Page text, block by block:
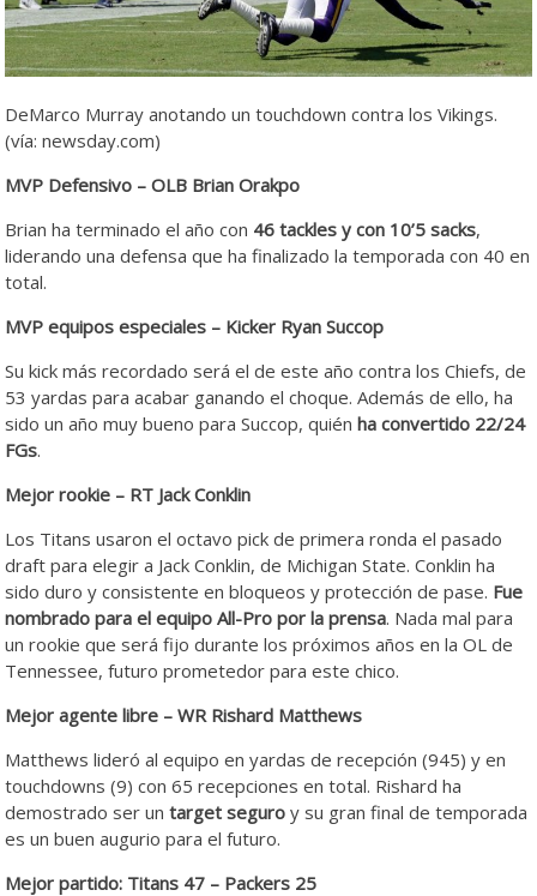
DeMarco Murray anotando un touchdown contra los Vikings.
(vía: newsday.com)
MVP Defensivo – OLB Brian Orakpo
Brian ha terminado el año con 46 tackles y con 10’5 sacks,
liderando una defensa que ha finalizado la temporada con 40 en
total.
MVP equipos especiales – Kicker Ryan Succop
Su kick más recordado será el de este año contra los Chiefs, de
53 yardas para acabar ganando el choque. Además de ello, ha
sido un año muy bueno para Succop, quién ha convertido 22/24
FGs.
Mejor rookie – RT Jack Conklin
Los Titans usaron el octavo pick de primera ronda el pasado
draft para elegir a Jack Conklin, de Michigan State. Conklin ha
sido duro y consistente en bloqueos y protección de pase. Fue
nombrado para el equipo All-Pro por la prensa. Nada mal para
un rookie que será fijo durante los próximos años en la OL de
Tennessee, futuro prometedor para este chico.
Mejor agente libre – WR Rishard Matthews
Matthews lideró al equipo en yardas de recepción (945) y en
touchdowns (9) con 65 recepciones en total. Rishard ha
demostrado ser untarget seguro y su gran final de temporada
es un buen augurio para el futuro.
Mejor partido: Titans 47 – Packers 25